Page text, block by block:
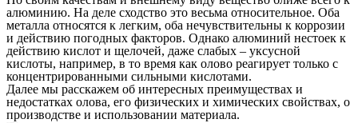
алюминию. На деле сходство это весьма относительное. Оба
металла относятся к легким, оба нечувствительны к коррозии
и действию погодных факторов. Однако алюминий нестоек к
действию кислот и щелочей, даже слабых – уксусной
кислоты, например, в то время как олово реагирует только с
концентрированными сильными кислотами.
Далее мы расскажем об интересных преимуществах и
недостатках олова, его физических и химических свойствах, о
производстве и использовании материала.